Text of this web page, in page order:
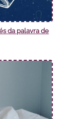
da palavra de